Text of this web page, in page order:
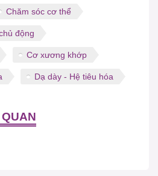
Chăm sóc cơ thể
động
Cơ xương khớp
Dạ dày - Hệ tiêu hóa